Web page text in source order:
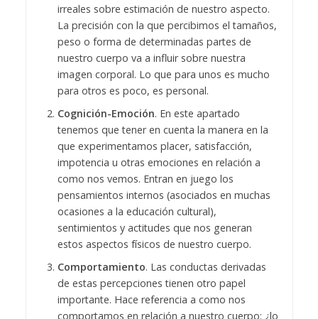
irreales sobre estimación de nuestro aspecto.
La precisión con la que percibimos el tamaños,
peso o forma de determinadas partes de
nuestro cuerpo va a influir sobre nuestra
imagen corporal. Lo que para unos es mucho
para otros es poco, es personal.
Cognición-Emoción. En este apartado
tenemos que tener en cuenta la manera en la
que experimentamos placer, satisfacción,
impotencia u otras emociones en relación a
como nos vemos. Entran en juego los
pensamientos internos (asociados en muchas
ocasiones a la educación cultural),
sentimientos y actitudes que nos generan
estos aspectos físicos de nuestro cuerpo.
Comportamiento. Las conductas derivadas
de estas percepciones tienen otro papel
importante. Hace referencia a como nos
comportamos en relación a nuestro cuerpo: ¿lo